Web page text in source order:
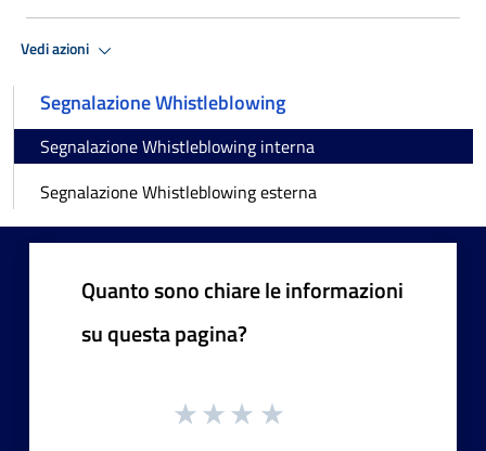
Vedi azioni
Segnalazione Whistleblowing
Segnalazione Whistleblowing interna
Segnalazione Whistleblowing esterna
Quanto sono chiare le informazioni
su questa pagina?